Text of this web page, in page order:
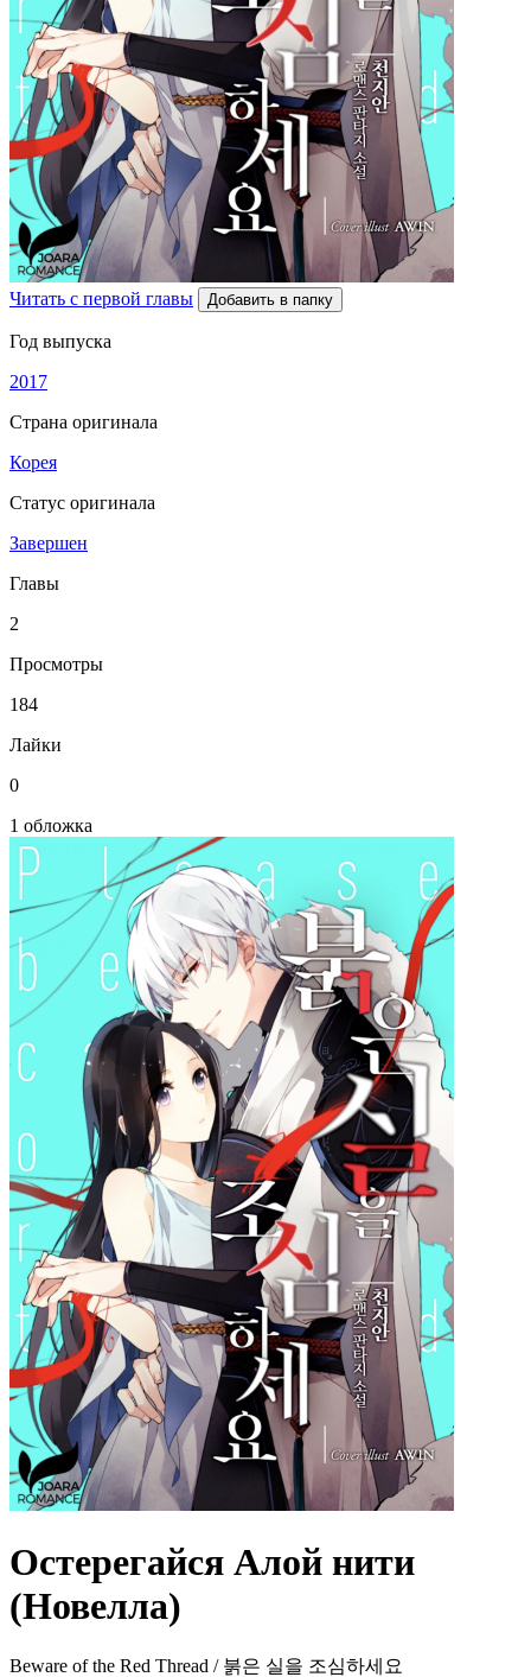
Читать с первой главы Добавить в папку
Год выпуска
2017
Страна оригинала
Корея
Статус оригинала
Завершен
Главы
2
Просмотры
184
Лайки
0
1 обложка
Остерегайся Алой нити
(Новелла)
Beware of the Red Thread / 붉은 실을 조심하세요